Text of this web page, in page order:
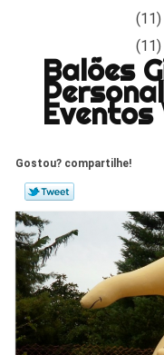
(11)
(11)
Balões
Gostou? compartilhe!